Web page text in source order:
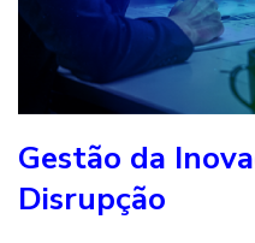
Gestão da
Disrupção